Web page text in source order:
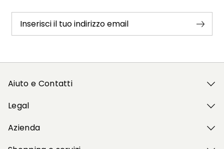
Inserisci il tuo indirizzo email
Aiuto e Contatti
Legal
Azienda